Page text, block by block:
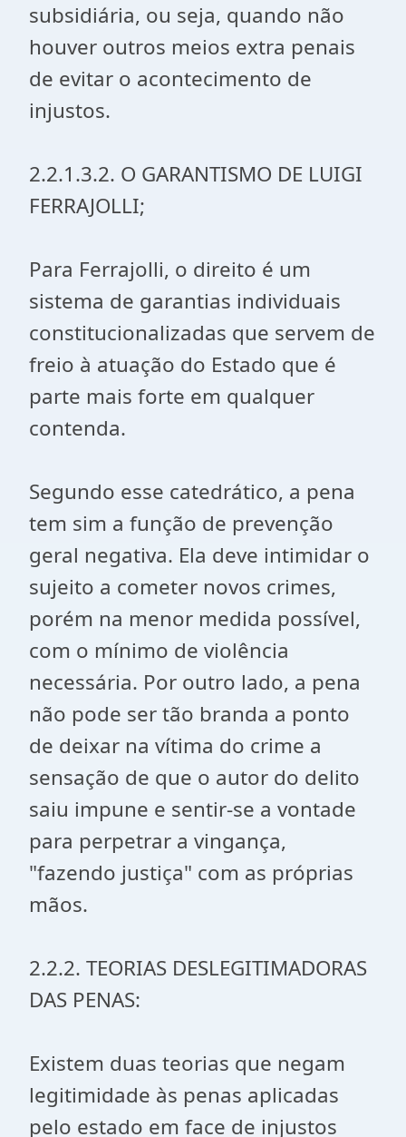
subsidiária, ou seja, quando não
houver outros meios extra penais
de evitar o acontecimento de
injustos.
2.2.1.3.2. O GARANTISMO DE LUIGI
FERRAJOLLI;
Para Ferrajolli, o direito é um
sistema de garantias individuais
constitucionalizadas que servem de
freio à atuação do Estado que é
parte mais forte em qualquer
contenda.
Segundo esse catedrático, a pena
tem sim a função de prevenção
geral negativa. Ela deve intimidar o
sujeito a cometer novos crimes,
porém na menor medida possível,
com o mínimo de violência
necessária. Por outro lado, a pena
não pode ser tão branda a ponto
de deixar na vítima do crime a
sensação de que o autor do delito
saiu impune e sentir-se a vontade
para perpetrar a vingança,
"fazendo justiça" com as próprias
mãos.
2.2.2. TEORIAS DESLEGITIMADORAS
DAS PENAS:
Existem duas teorias que negam
legitimidade às penas aplicadas
pelo estado em face de injustos